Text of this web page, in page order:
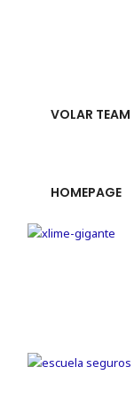
VOLAR TEAM
HOMEPAGE